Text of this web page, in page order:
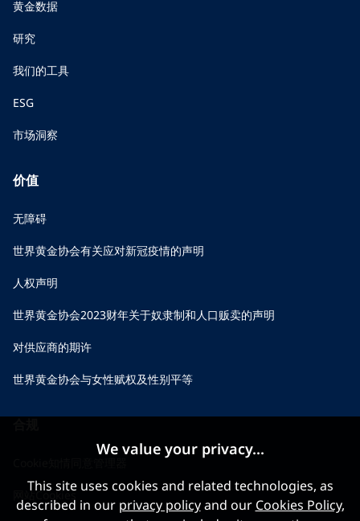
黄金数据
研究
我们的工具
ESG
市场洞察
价值
无障碍
世界黄金协会有关应对新冠疫情的声明
人权声明
世界黄金协会2023财年关于奴隶制和人口贩卖的声明
对供应商的期许
世界黄金协会与女性赋权及性别平等
网站Cookies
We value your privacy...
This site uses cookies and related technologies, as
described in our privacy policyand our Cookies Policy,